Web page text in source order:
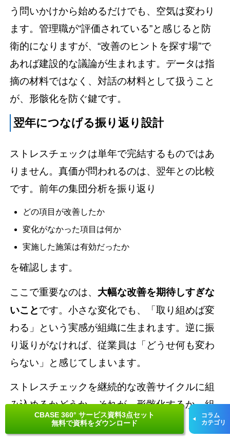
CBASE 360° サービス資料3点セット
無料で資料をダウンロード
コラム
カテゴリ
う問いかけから始めるだけでも、空気は変わり
ます。管理職が“評価されている”と感じると防
衛的になりますが、“改善のヒントを探す場”で
あれば建設的な議論が生まれます。 データは指
摘の材料ではなく、対話の材料として扱うこと
が、形骸化を防ぐ鍵です。
翌年につなげる振り返り設計
ストレスチェックは単年で完結するものではあ
りません。真価が問われるのは、翌年との比較
です。前年の集団分析を振り返り
どの項目が改善したか
変化がなかった項目は何か
実施した施策は有効だったか
を確認します。
ここで重要なのは、 大幅な改善を期待しすぎな
いことです。小さな変化でも、「取り組めば変
わる」という実感が組織に生まれます。逆に振
り返りがなければ、従業員は「どうせ何も変わ
らない」と感じてしまいます。
ストレスチェックを継続的な改善サイクルに組
み込めるかどうか。それが、形骸化するか、組
織改善の武器になるかの分かれ目です。